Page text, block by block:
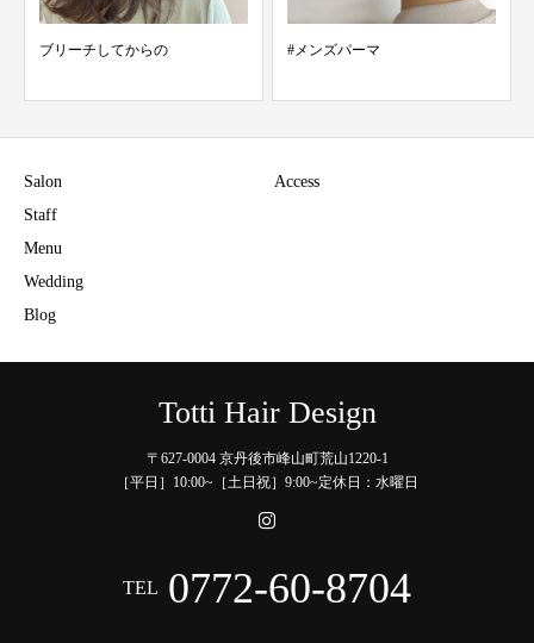
ブリーチしてからの #メンズパーマ
Salon
Staff
Menu
Wedding
Blog
Access
Totti Hair Design
〒627-0004 京丹後市峰山町荒山1220-1
［平日］10:00~［土日祝］9:00~定休日：水曜日
TEL 0772-60-8704